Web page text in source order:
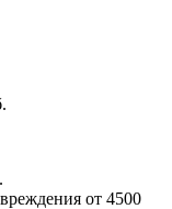
от 4500